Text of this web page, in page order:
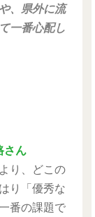
、県外に流
一番心配し
さん
り、どこの
り「優秀な
番の課題で